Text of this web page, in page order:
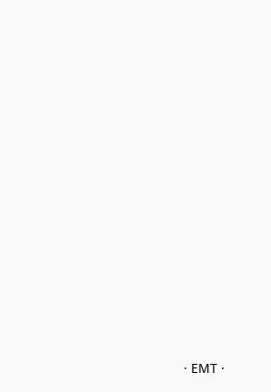
· EMT ·